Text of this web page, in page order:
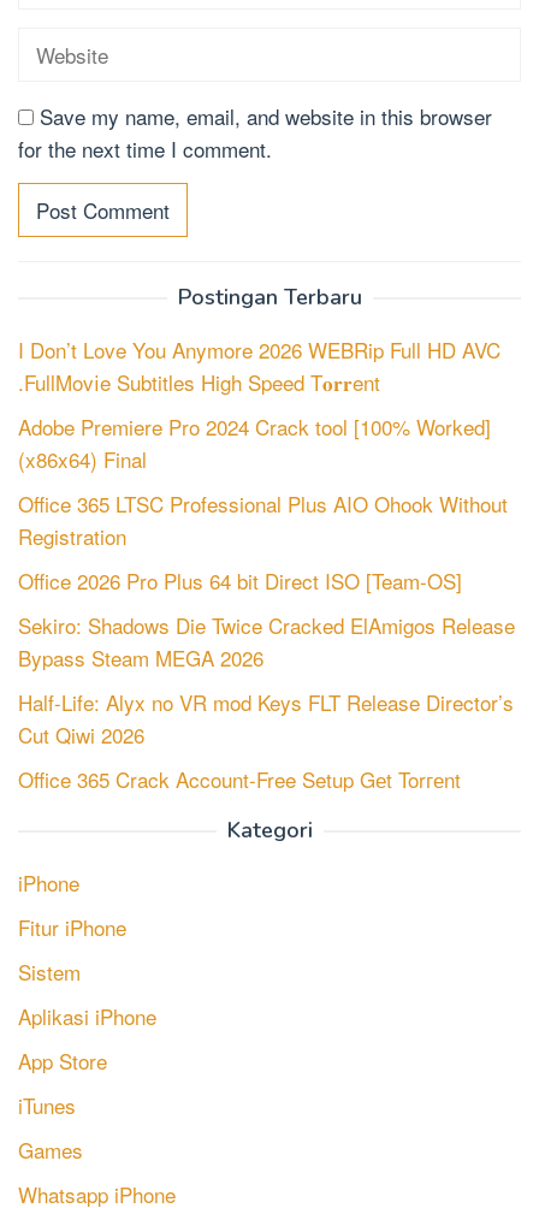
Save my name, email, and website in this browser
for the next time I comment.
Postingan Terbaru
I Don’t Love You Anymore 2026 WEBRip Full HD AVC
.FullMov𝗂e Subtitles High Speed T𝐨𝐫𝐫ent
Adobe Premiere Pro 2024 Crack tool [100% Worked]
(x86x64) Final
Office 365 LTSC Professional Plus AIO Ohook Without
Registration
Office 2026 Pro Plus 64 bit Direct ISO [Team-OS]
Sekiro: Shadows Die Twice Cracked ElAmigos Release
Bypass Steam MEGA 2026
Half-Life: Alyx no VR mod Keys FLT Release Director’s
Cut Qiwi 2026
Office 365 Crack Account-Free Setup Gеt Torгеnt
Kategori
iPhone
Fitur iPhone
Sistem
Aplikasi iPhone
App Store
iTunes
Games
Whatsapp iPhone